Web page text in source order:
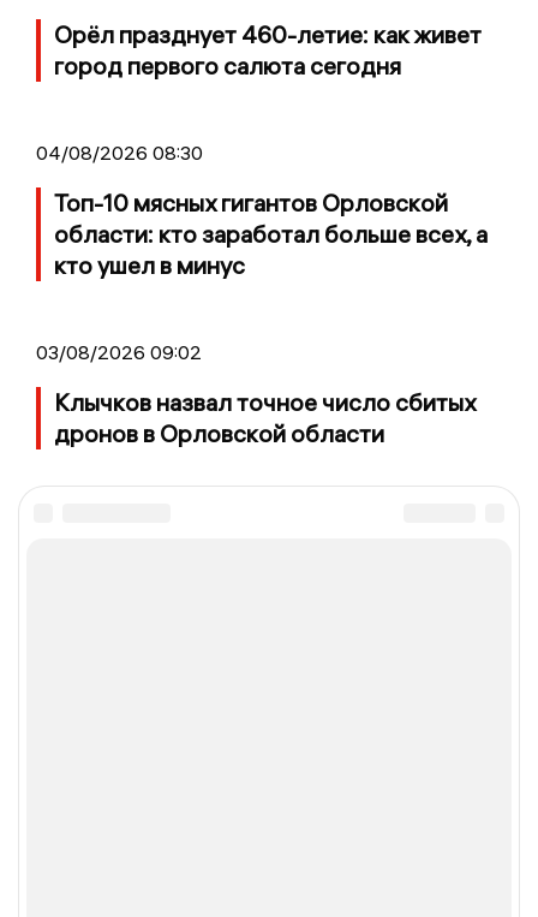
Орёл празднует 460-летие: как живет
город первого салюта сегодня
04/08/2026 08:30
Топ-10 мясных гигантов Орловской
области: кто заработал больше всех, а
кто ушел в минус
03/08/2026 09:02
Клычков назвал точное число сбитых
дронов в Орловской области